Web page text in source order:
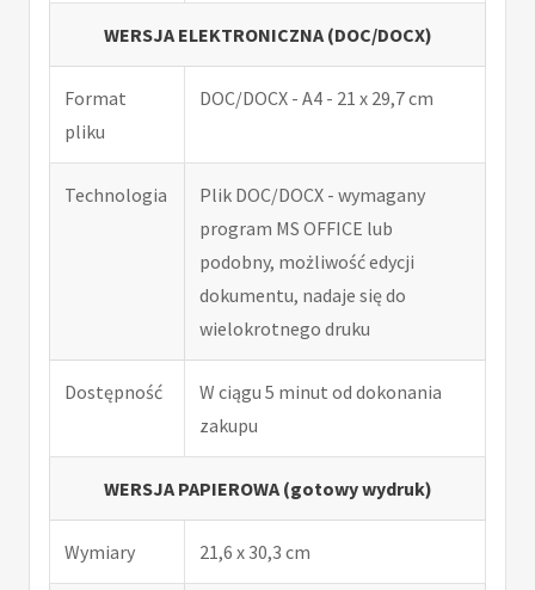
WERSJA ELEKTRONICZNA (DOC/DOCX)
Format
pliku
DOC/DOCX - A4 - 21 x 29,7 cm
Technologia
Plik DOC/DOCX - wymagany
program MS OFFICE lub
podobny, możliwość edycji
dokumentu, nadaje się do
wielokrotnego druku
Dostępność
W ciągu 5 minut od dokonania
zakupu
WERSJA PAPIEROWA (gotowy wydruk)
Wymiary 21,6 x 30,3 cm